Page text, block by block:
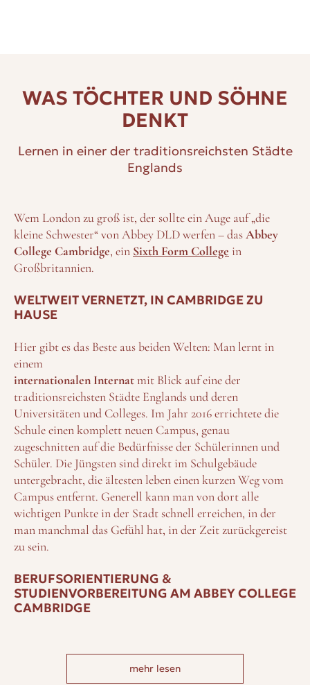
WAS TÖCHTER UND SÖHNE
DENKT
Lernen in einer der traditionsreichsten Städte
Englands
Wem London zu groß ist, der sollte ein Auge auf „die
kleine Schwester“ von Abbey DLD werfen – dasAbbey
College Cambridge, ein Sixth Form College in
Großbritannien.
WELTWEIT VERNETZT, IN CAMBRIDGE ZU
HAUSE
Hier gibt es das Beste aus beiden Welten: Man lernt in
einem
internationalen Internatmit Blick auf eine der
traditionsreichsten Städte Englands und deren
Universitäten und Colleges. Im Jahr 2016 errichtete die
Schule einen komplett neuen Campus, genau
zugeschnitten auf die Bedürfnisse der Schülerinnen und
Schüler. Die Jüngsten sind direkt im Schulgebäude
untergebracht, die ältesten leben einen kurzen Weg vom
Campus entfernt. Generell kann man von dort alle
wichtigen Punkte in der Stadt schnell erreichen, in der
man manchmal das Gefühl hat, in der Zeit zurückgereist
zu sein.
BERUFSORIENTIERUNG &
STUDIENVORBEREITUNG AM ABBEY COLLEGE
CAMBRIDGE
durch die großeakademische Unterstützungder Schüler
aus. Für diejenigen, die schon genau wissen, wohin ihr
mehr lesen